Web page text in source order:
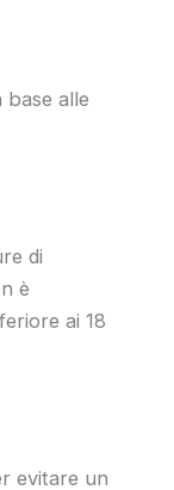
base alle
di
è
ai 18
evitare un